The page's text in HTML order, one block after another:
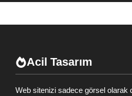
Acil Tasarım
Web sitenizi sadece görsel olarak